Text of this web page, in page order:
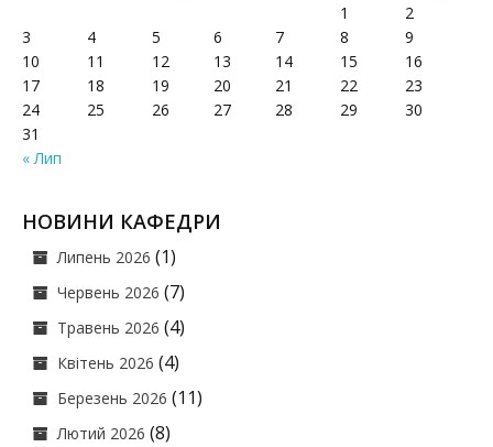
« Лип
1
2
3
4 5 6 7 8
9
10
11 12 13 14 15
16
17
18 19 20 21 22
23
24
25 26 27 28 29
30
31
НОВИНИ КАФЕДРИ
Липень 2026 (1)
Червень 2026 (7)
Травень 2026 (4)
Квітень 2026 (4)
Березень 2026 (11)
Лютий 2026 (8)